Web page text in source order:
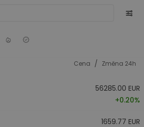
Cena / Změna 24h
56285.00 EUR
+0.20%
1659.77 EUR